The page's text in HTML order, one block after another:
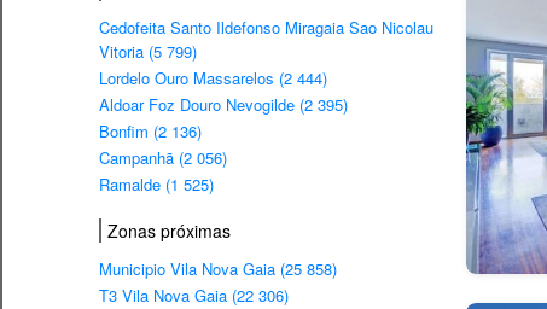
Cedofeita Santo Ildefonso Miragaia Sao Nicolau
Vitoria (5 799)
Lordelo Ouro Massarelos (2 444)
Aldoar Foz Douro Nevogilde (2 395)
Bonfim (2 136)
Campanhã (2 056)
Ramalde (1 525)
Zonas próximas
Municipio Vila Nova Gaia (25 858)
T3 Vila Nova Gaia (22 306)